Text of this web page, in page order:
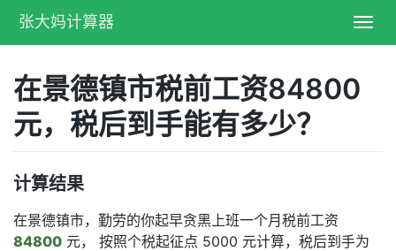
张大妈计算器
在景德镇市税前工资84800
元，税后到手能有多少？
计算结果
在景德镇市，勤劳的你起早贪黑上班一个月税前工资
84800 元， 按照个税起征点 5000 元计算，税后到手为